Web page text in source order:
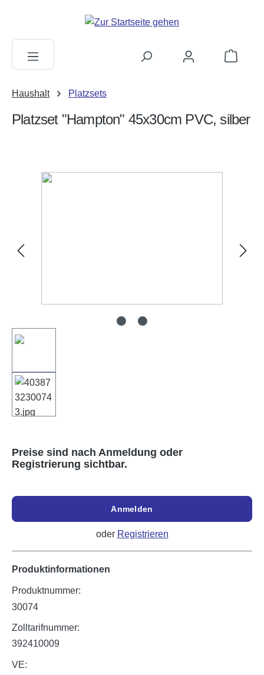
Haushalt Platzsets
Platzset "Hampton" 45x30cm PVC, silber
Bildergalerie überspringen
Preise sind nach Anmeldung oder
Registrierung sichtbar.
Anmelden
oder Registrieren
Produktinformationen
Produktnummer:
30074
Zolltarifnummer:
392410009
VE: